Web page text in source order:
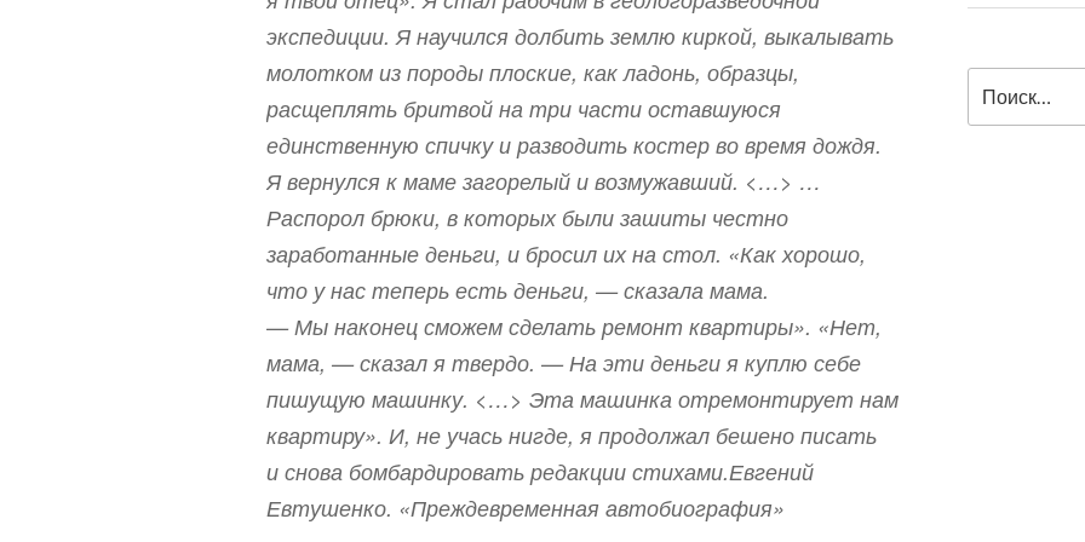
экспедиции. Я научился долбить землю киркой, выкалывать
молотком из породы плоские, как ладонь, образцы,
расщеплять бритвой на три части оставшуюся
единственную спичку и разводить костер во время дождя.
Я вернулся к маме загорелый и возмужавший. <…> …
Распорол брюки, в которых были зашиты честно
заработанные деньги, и бросил их на стол. «Как хорошо,
что у нас теперь есть деньги, — сказала мама.
— Мы наконец сможем сделать ремонт квартиры». «Нет,
мама, — сказал я твердо. — На эти деньги я куплю себе
пишущую машинку. <…> Эта машинка отремонтирует нам
квартиру». И, не учась нигде, я продолжал бешено писать
и снова бомбардировать редакции стихами.Евгений
Евтушенко. «Преждевременная автобиография»